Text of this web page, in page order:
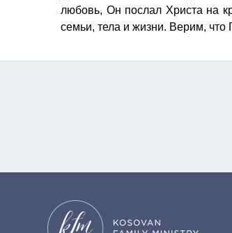
любовь, Он послал Христа на
семьи, тела и жизни. Верим, что